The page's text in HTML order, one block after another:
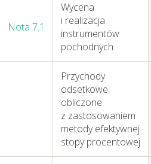
Działania w sferze
zagadnień
społecznych
Nota 7.1
Wycena
i realizacja
instrumentów
pochodnych
Przychody
odsetkowe
obliczone
z zastosowaniem
metody efektywnej
stopy procentowej